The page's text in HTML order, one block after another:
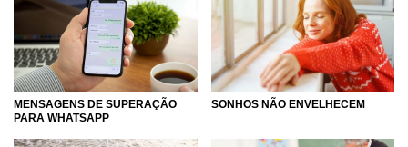
MENSAGENS DE SUPERAÇÃO
PARA WHATSAPP
SONHOS NÃO ENVELHECEM